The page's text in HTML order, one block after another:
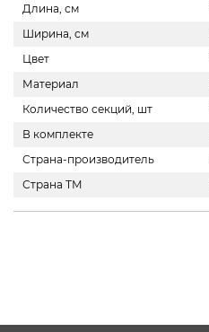
Длина, см
Ширина, см
Цвет
Материал
Количество секций, шт
В комплекте
Страна-производитель
Страна ТМ